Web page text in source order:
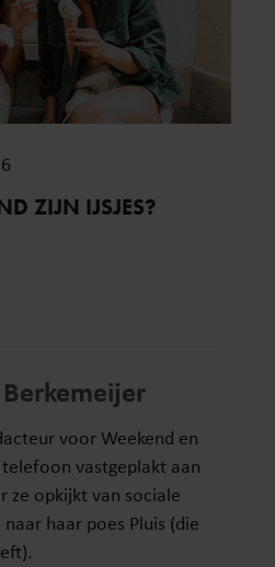
ZIJN IJSJES?
voor Weekend en
vastgeplakt aan
ze opkijkt van sociale
haar poes Pluis (die